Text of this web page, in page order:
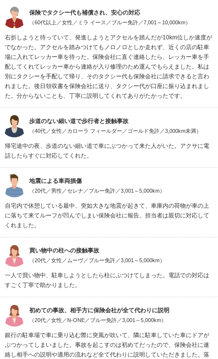
保険でタクシー代も補償され、安心の対応
（60代以上／女性／ミラ イース／ブルー免許／7,001～10,000km）
右折しようと待っていて、発進しようとアクセルを踏んだが10km位しか速度が
でなかった。アクセルを踏みつけてもノロノロとしか走れず、近くの店の駐車
場に入れてレッカー車を待った。保険会社に直ぐ連絡したら、レッカー車を手
配してくれてレッカー車から連絡が入り修理のため運んでもらえました。私は
別にタクシーを手配して帰り、そのタクシー代も保険会社に請求できると言わ
れました。後日領収書を保険会社に送り、タクシー代が口座に振り込まれまし
た。分からないことも、丁寧に説明してくれてありがたかったです。
歩道のない細い道で歩行者と接触事故
（40代／女性／カローラ フィールダー／ゴールド免許／3,000km未満）
帰宅途中の夜、歩道のない細い道で車にぶつかって来た人がいた。アクサに電
話したらすぐに対応してくれた。
地震による車両損傷
（20代／男性／セレナ／ブルー免許／3,001～5,000km）
自宅内で休憩している最中、突如大きな地震が起きて、車庫内の荷物が車の上
に落ちて来てルーフが凹んでしまい保険会社に報告。担当者は親切に対応して
くれました。
買い物中の柱への接触事故
（20代／女性／ムーヴ／ブルー免許／3,001～5,000km）
一人で買い物中、駐車しようとしたら柱にぶつけてしまった。電話での対応は
すごく丁寧で助かりました。
初めての事故、相手方に保険会社が全て代わりに説明
（20代／女性／N-ONE／ブルー免許／3,001～5,000km）
銀行の駐車場で車に乗り込む際に突風が吹いて、隣に駐車していた車にドアが
ぶつかってしまいました。事故を起こすのは初めてだったので、保険会社に連
絡し相手への説明や適用の流れなど全て代わりに説明していただきました。落